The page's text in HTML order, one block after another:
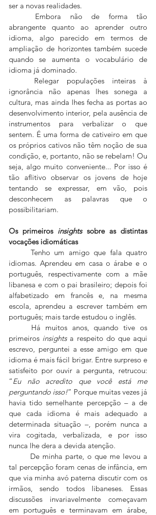
ser a novas realidades.
abrangente quanto ao aprender outro
idioma, algo parecido em termos de
ampliação de horizontes também sucede
quando se aumenta o vocabulário de
idioma já dominado.
ignorância não apenas lhes sonega a
cultura, mas ainda lhes fecha as portas ao
desenvolvimento interior, pela ausência de
instrumentos para verbalizar o que
sentem. É uma forma de cativeiro em que
os próprios cativos não têm noção de sua
condição, e, portanto, não se rebelam! Ou
seja, algo muito conveniente... Por isso é
tão aflitivo observar os jovens de hoje
tentando se expressar, em vão, pois
desconhecem as palavras que o
possibilitariam.
Os primeiros insights sobre as distintas
vocações idiomáticas
idiomas. Aprendeu em casa o árabe e o
português, respectivamente com a mãe
libanesa e com o pai brasileiro; depois foi
alfabetizado em francês e, na mesma
escola, aprendeu a escrever também em
português; mais tarde estudou o inglês.
primeiros insights a respeito do que aqui
escrevo, perguntei a esse amigo em que
idioma é mais fácil brigar. Entre surpreso e
satisfeito por ouvir a pergunta, retrucou:
“Eu não acredito que você está me
perguntando isso!” Porque muitas vezes já
havia tido semelhante percepção – a de
que cada idioma é mais adequado a
determinada situação –, porém nunca a
vira cogitada, verbalizada, e por isso
nunca lhe dera a devida atenção.
tal percepção foram cenas de infância, em
que via minha avó paterna discutir com os
irmãos, sendo todos libaneses. Essas
discussões invariavelmente começavam
em português e terminavam em árabe,